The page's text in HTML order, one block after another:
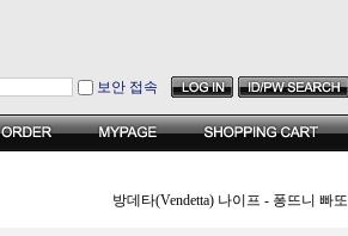
보안 접속
방데타(Vendetta) 나이프 - 퐁뜨니 빠또